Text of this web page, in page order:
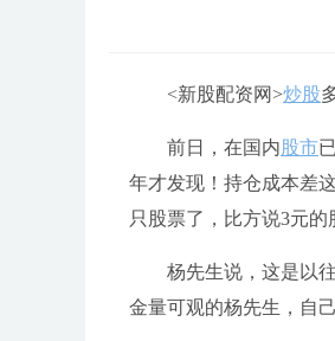
<新股配资网>炒股
前日，在国内 股市
年才发现！持仓成本差
只股票了，比方说3元
杨先生说，这是以
金量可观的杨先生，自